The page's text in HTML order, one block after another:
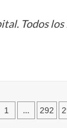
Todos
1 … 292